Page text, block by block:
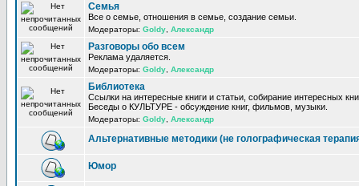
Семья
Все о семье, отношения в семье, создание семьи.
Модераторы: Goldy Александр
Разговоры обо всем
Реклама удаляется.
Модераторы: Goldy Александр
Библиотека
Ссылки на интересные книги и статьи, собирание интересных
Беседы о КУЛЬТУРЕ - обсуждение книг, фильмов, музыки.
Модераторы: Goldy Александр
Альтернативные методики (не голографическая
Юмор